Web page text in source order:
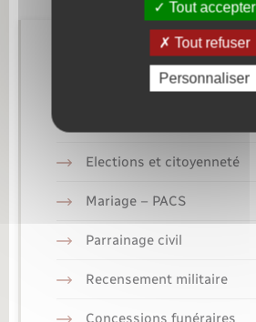
Retrouvez aussi
Elections et citoyenneté
Mariage – PACS
Parrainage civil
Recensement militaire
Concessions funéraires
Tout accepter
Tout refuser
Personnaliser